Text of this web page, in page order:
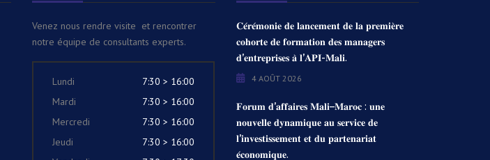
Venez nous rendre visite et rencontrer
notre équipe de consultants experts.
Lundi
7:30 > 16:00
Mardi
7:30 > 16:00
Mercredi
7:30 > 16:00
Jeudi
7:30 > 16:00
𝐂𝐞́𝐫𝐞́𝐦𝐨𝐧𝐢𝐞 𝐝𝐞 𝐥𝐚𝐧𝐜𝐞𝐦𝐞𝐧𝐭 𝐝𝐞 𝐥𝐚 𝐩𝐫𝐞𝐦𝐢𝐞̀𝐫𝐞
𝐜𝐨𝐡𝐨𝐫𝐭𝐞 𝐝𝐞 𝐟𝐨𝐫𝐦𝐚𝐭𝐢𝐨𝐧 𝐝𝐞𝐬 𝐦𝐚𝐧𝐚𝐠𝐞𝐫𝐬
𝐝’𝐞𝐧𝐭𝐫𝐞𝐩𝐫𝐢𝐬𝐞𝐬 𝐚̀ 𝐥’𝐀𝐏𝐈-𝐌𝐚𝐥𝐢.
4 AOÛT 2026
𝐅𝐨𝐫𝐮𝐦 𝐝’𝐚𝐟𝐟𝐚𝐢𝐫𝐞𝐬 𝐌𝐚𝐥𝐢–𝐌𝐚𝐫𝐨𝐜 : 𝐮𝐧𝐞
𝐧𝐨𝐮𝐯𝐞𝐥𝐥𝐞 𝐝𝐲𝐧𝐚𝐦𝐢𝐪𝐮𝐞 𝐚𝐮 𝐬𝐞𝐫𝐯𝐢𝐜𝐞 𝐝𝐞
𝐥’𝐢𝐧𝐯𝐞𝐬𝐭𝐢𝐬𝐬𝐞𝐦𝐞𝐧𝐭 𝐞𝐭 𝐝𝐮 𝐩𝐚𝐫𝐭𝐞𝐧𝐚𝐫𝐢𝐚𝐭
𝐞́𝐜𝐨𝐧𝐨𝐦𝐢𝐪𝐮𝐞.